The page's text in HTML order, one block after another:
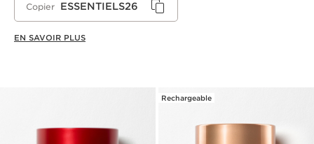
Copier ESSENTIELS26
EN SAVOIR PLUS
Rechargeable